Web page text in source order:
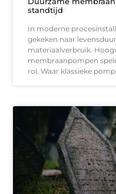
standtijd
In moderne
gekeken naar
materiaalverbruik.
membraanpompen
rol. Waar klassieke